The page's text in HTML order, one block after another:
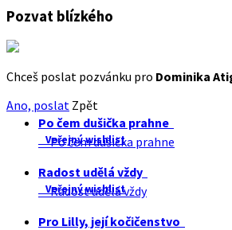
Pozvat blízkého
Chceš poslat pozvánku pro Dominika
Ano, poslat Zpět
Po čem dušička prahne
Veřejný wishlist
Po čem dušička prahne
Radost udělá vždy
Veřejný wishlist
Radost udělá vždy
Pro Lilly, její kočičenstvo